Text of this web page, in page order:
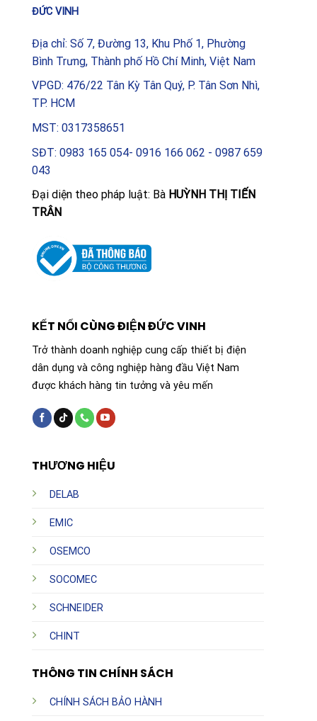
ĐỨC VINH
Địa chỉ: Số 7, Đường 13, Khu Phố 1, Phường
Bình Trưng, Thành phố Hồ Chí Minh, Việt Nam
VPGD: 476/22 Tân Kỳ Tân Quý, P. Tân Sơn Nhì,
TP. HCM
MST: 0317358651
SĐT: 0983 165 054- 0916 166 062 - 0987 659
043
Đại diện theo pháp luật: Bà HUỲNH THỊ TIẾN
TRÂN
THƯƠNG HIỆU
DELAB
EMIC
OSEMCO
SOCOMEC
SCHNEIDER
CHINT
THÔNG TIN CHÍNH SÁCH
CHÍNH SÁCH BẢO HÀNH
KẾT NỐI CÙNG ĐIỆN ĐỨC VINH
Trở thành doanh nghiệp cung cấp thiết bị điện
dân dụng và công nghiệp hàng đầu Việt Nam
được khách hàng tin tưởng và yêu mến